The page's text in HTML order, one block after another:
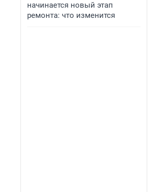
начинается новый этап
ремонта: что изменится